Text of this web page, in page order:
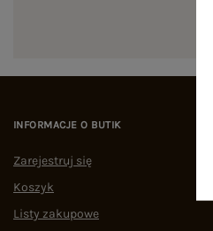
INFORMACJE O BUTIK
Zarejestruj się
Koszyk
Listy zakupowe